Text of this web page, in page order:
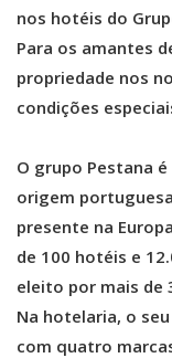
nos hotéis do
Para os amantes
propriedade nos
condições
O grupo Pestana
origem
presente na
de 100 hotéis e
eleito por mais de
Na hotelaria, o
com quatro